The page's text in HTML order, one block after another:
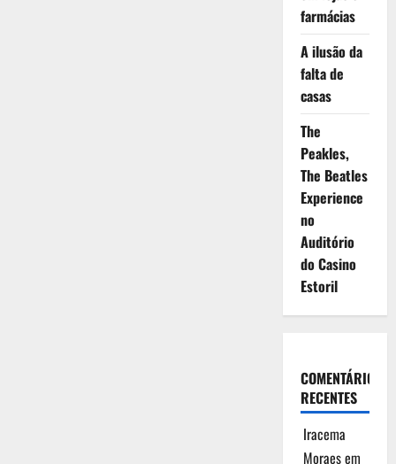
farmácias
A ilusão da
falta de
casas
The
Peakles,
The Beatles
Experience
no
Auditório
do Casino
Estoril
COMENTÁRIOS
RECENTES
Iracema
Moraesem